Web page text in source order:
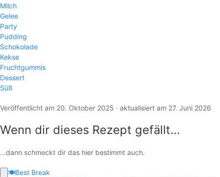
Milch
Gelee
Party
Pudding
Schokolade
Kekse
Fruchtgummis
Dessert
Süß
Veröffentlicht am 20. Oktober 2025 · aktualisiert am 27. Juni 2026
Wenn dir dieses Rezept gefällt…
…dann schmeckt dir das hier bestimmt auch.
🍽️Best Break